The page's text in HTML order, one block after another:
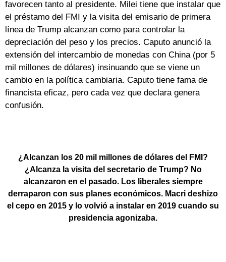
favorecen tanto al presidente. Milei tiene que instalar que
el préstamo del FMI y la visita del emisario de primera
línea de Trump alcanzan como para controlar la
depreciación del peso y los precios. Caputo anunció la
extensión del intercambio de monedas con China (por 5
mil millones de dólares) insinuando que se viene un
cambio en la política cambiaria. Caputo tiene fama de
financista eficaz, pero cada vez que declara genera
confusión.
¿Alcanzan los 20 mil millones de dólares del FMI?
¿Alcanza la visita del secretario de Trump? No
alcanzaron en el pasado. Los liberales siempre
derraparon con sus planes económicos. Macri deshizo
el cepo en 2015 y lo volvió a instalar en 2019 cuando su
presidencia agonizaba.